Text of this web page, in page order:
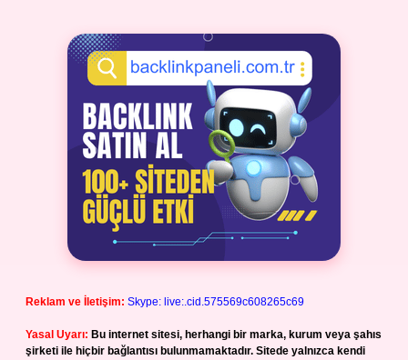
Reklam ve İletişim: Skype: live:.cid.575569c608265c69
Yasal Uyarı: Bu internet sitesi, herhangi bir marka, kurum veya şahıs
şirketi ile hiçbir bağlantısı bulunmamaktadır. Sitede yalnızca kendi